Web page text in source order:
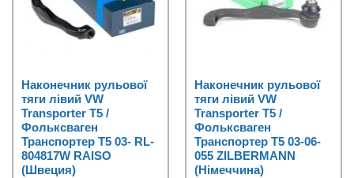
Наконечник рульової
тяги лівий VW
Transporter T5 /
Фольксваген
Транспортер Т5 03- RL-
804817W RAISO
(Швеция)
Наконечник рульової
тяги лівий VW
Transporter T5 /
Фольксваген
Транспортер Т5 03-06-
055 ZILBERMANN
(Німеччина)